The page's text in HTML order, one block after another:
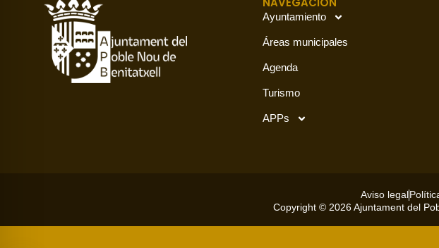
Ayuntamiento
Áreas municipales
Agenda
Turismo
APPs
Aviso legal
Copyright © 2026 Ajuntament del